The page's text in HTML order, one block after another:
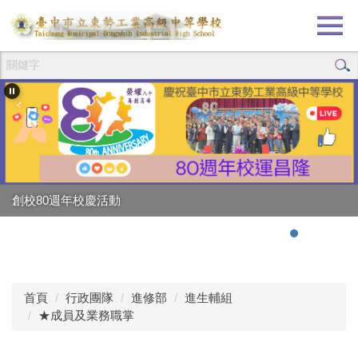
跳
到
要
內
容
區
創校80週年校慶活動
首頁 行政團隊 進修部
進生輔組
★成員及業務職掌